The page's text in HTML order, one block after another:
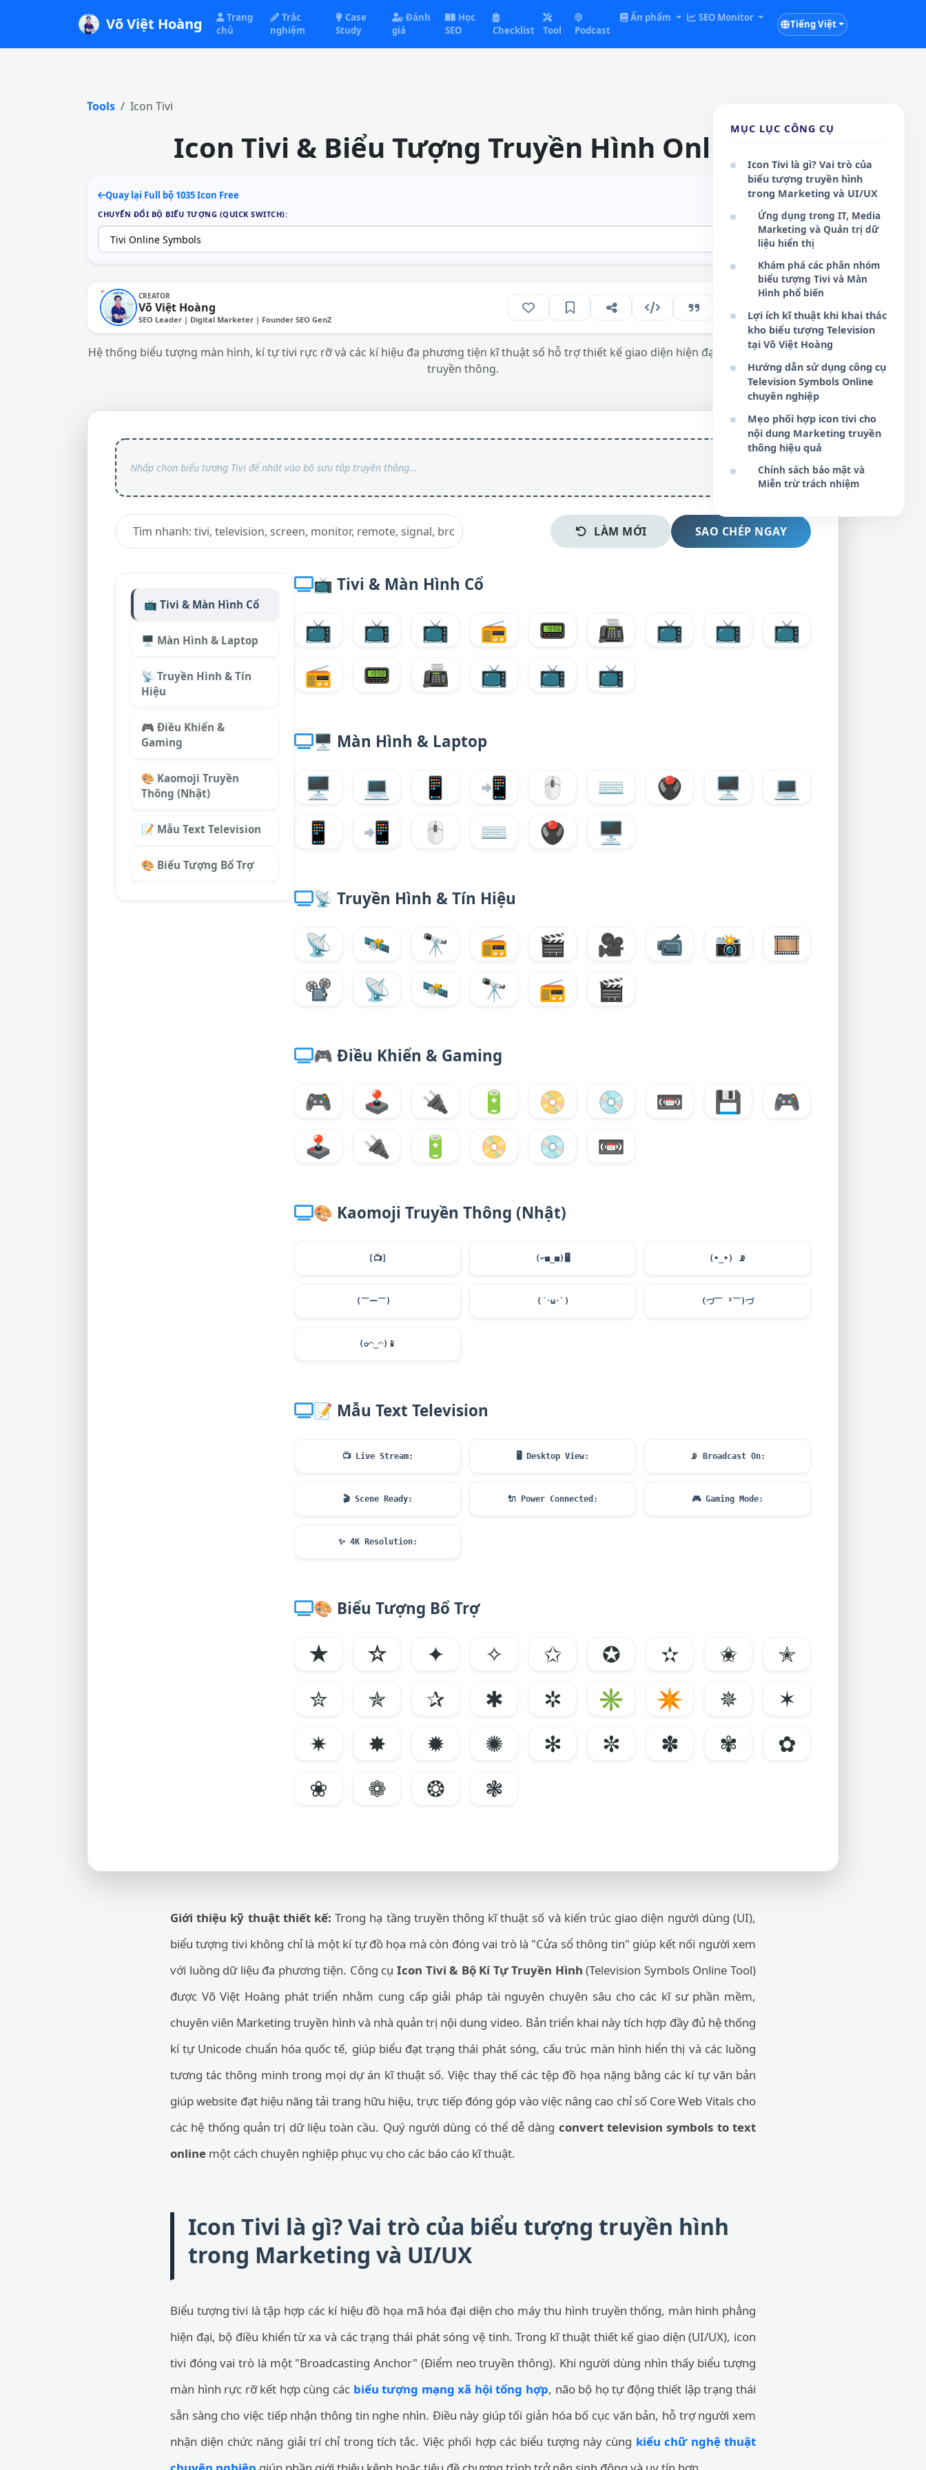
Võ Việt Hoàng
Trang
chủ
Trắc
nghiệm
Case
Study
Đánh
giá
Học
SEO
Checklist Tool Podcast
Ấn phẩm SEO Monitor
Tiếng Việt
Tools Icon Tivi
Icon Tivi & Biểu Tượng Truyền Hình Online
Quay lại Full bộ 1035 Icon Free
CHUYỂN ĐỔI BỘ BIỂU TƯỢNG (QUICK SWITCH):
CREATOR
Võ Việt Hoàng
SEO Leader | Digital Marketer | Founder SEO GenZ
270
Hệ thống biểu tượng màn hình, kí tự tivi rực rỡ và các kí hiệu đa phương tiện kĩ thuật số hỗ trợ thiết kế giao diện hiện đại và tối ưu hóa nội dung
truyền thông.
LÀM MỚI SAO CHÉP NGAY
📺 Tivi & Màn Hình Cổ
🖥️ Màn Hình & Laptop
📡 Truyền Hình & Tín
Hiệu
🎮 Điều Khiển &
Gaming
🎨 Kaomoji Truyền
Thông (Nhật)
📝 Mẫu Text Television
🎨 Biểu Tượng Bổ Trợ
📺 Tivi & Màn Hình Cổ
📺 📺 📺 📻 📟 📠 📺 📺
📺
📻
📟 📠 📺 📺 📺
🖥️ Màn Hình & Laptop
🖥️ 💻 📱 📲 🖱️ ⌨️ 🖲️ 🖥️
💻
📱
📲 🖱️ ⌨️ 🖲️ 🖥️
📡 Truyền Hình & Tín Hiệu
📡 🛰️ 🔭 📻 🎬 🎥 📹 📸
🎞️
📽️
📡 🛰️ 🔭 📻 🎬
🎮 Điều Khiển & Gaming
🎮 🕹️ 🔌 🔋 📀 💿 📼 💾
🎮
🕹️
🔌 🔋 📀 💿 📼
🎨 Kaomoji Truyền Thông (Nhật)
📺] (⌐■_■) 🖥️ (•_•) 📡
(￣ー￣)ゞ (´･ω･`) (づ￣ ³￣)づ
(✿◠‿◠) 📱
📝 Mẫu Text Television
📺Live Stream: 🖥️ Desktop View: 📡 Broadcast On:
🎬Scene Ready: 🔌Power Connected: 🎮Gaming Mode:
✨4K Resolution:
🎨 Biểu Tượng Bổ Trợ
★ ☆ ✦ ✧ ✩ ✪ ✫ ✬
✭
✮
✯ ✰ ✱ ✲ ✳ ✴ ✵
✶
✷
✸ ✹ ✺ ✻ ✼ ✽ ✾
✿
❀
❁ ❂ ❃
Giới thiệu kỹ thuật thiết kế: Trong hạ tầng truyền thông kĩ thuật số và kiến trúc giao diện người dùng (UI),
biểu tượng tivi không chỉ là một kí tự đồ họa mà còn đóng vai trò là "Cửa sổ thông tin" giúp kết nối người xem
với luồng dữ liệu đa phương tiện. Công cụ Icon Tivi & Bộ Kí Tự Truyền Hình (Television Symbols Online Tool)
được Võ Việt Hoàng phát triển nhằm cung cấp giải pháp tài nguyên chuyên sâu cho các kĩ sư phần mềm,
chuyên viên Marketing truyền hình và nhà quản trị nội dung video. Bản triển khai này tích hợp đầy đủ hệ thống
kí tự Unicode chuẩn hóa quốc tế, giúp biểu đạt trạng thái phát sóng, cấu trúc màn hình hiển thị và các luồng
tương tác thông minh trong mọi dự án kĩ thuật số. Việc thay thế các tệp đồ họa nặng bằng các kí tự văn bản
giúp website đạt hiệu năng tải trang hữu hiệu, trực tiếp đóng góp vào việc nâng cao chỉ số Core Web Vitals cho
các hệ thống quản trị dữ liệu toàn cầu. Quý người dùng có thể dễ dàng convert television symbols to text
online một cách chuyên nghiệp phục vụ cho các báo cáo kĩ thuật.
Icon Tivi là gì? Vai trò của biểu tượng truyền hình
trong Marketing và UI/UX
Biểu tượng tivi là tập hợp các kí hiệu đồ họa mã hóa đại diện cho máy thu hình truyền thống, màn hình phẳng
hiện đại, bộ điều khiển từ xa và các trạng thái phát sóng vệ tinh. Trong kĩ thuật thiết kế giao diện (UI/UX), icon
tivi đóng vai trò là một "Broadcasting Anchor" (Điểm neo truyền thông). Khi người dùng nhìn thấy biểu tượng
màn hình rực rỡ kết hợp cùng các biểu tượng mạng xã hội tổng hợp, não bộ họ tự động thiết lập trạng thái
sẵn sàng cho việc tiếp nhận thông tin nghe nhìn. Điều này giúp tối giản hóa bố cục văn bản, hỗ trợ người xem
nhận diện chức năng giải trí chỉ trong tích tắc. Việc phối hợp các biểu tượng này cùng kiểu chữ nghệ thuật
MỤC LỤC CÔNG CỤ
Icon Tivi là gì? Vai trò của
biểu tượng truyền hình
trong Marketing và UI/UX
Ứng dụng trong IT, Media
Marketing và Quản trị dữ
liệu hiển thị
Khám phá các phân nhóm
biểu tượng Tivi và Màn
Hình phổ biến
Lợi ích kĩ thuật khi khai thác
kho biểu tượng Television
tại Võ Việt Hoàng
Hướng dẫn sử dụng công cụ
Television Symbols Online
chuyên nghiệp
Mẹo phối hợp icon tivi cho
nội dung Marketing truyền
thông hiệu quả
Chính sách bảo mật và
Miễn trừ trách nhiệm